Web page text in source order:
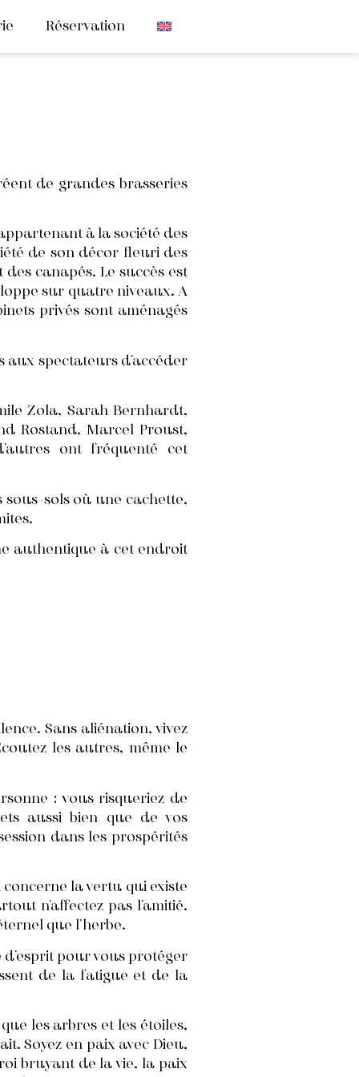
Réservation
de grandes brasseries
à la société des
de son décor fleuri des
canapés. Le succès est
sur quatre niveaux. A
privés sont aménagés
spectateurs d’accéder
Zola, Sarah Bernhardt,
Rostand, Marcel Proust,
ont fréquenté cet
sous-sols où une cachette,
authentique à cet endroit
Sans aliénation, vivez
les autres, même le
: vous risqueriez de
aussi bien que de vos
dans les prospérités
la vertu qui existe
n’affectez pas l’amitié.
que l’herbe.
pour vous protéger
de la fatigue et de la
les arbres et les étoiles,
Soyez en paix avec Dieu,
bruyant de la vie, la paix